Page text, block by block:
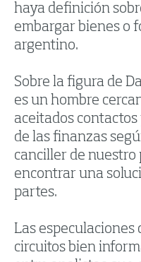
haya definición
embargar bienes o
argentino.
Sobre la figura de
es un hombre
aceitados
de las finanzas
canciller de
encontrar una
partes.
Las especulaciones
circuitos bien